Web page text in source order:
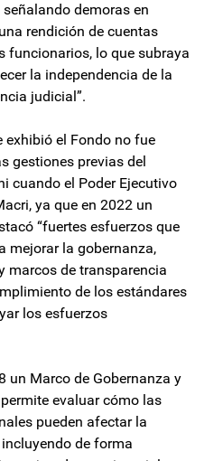
demoras en
rendición de cuentas
funcionarios, lo que subraya
la independencia de la
judicial”.
exhibió el Fondo no fue
gestiones previas del
cuando el Poder Ejecutivo
ya que en 2022 un
“fuertes esfuerzos que
mejorar la gobernanza,
marcos de transparencia
de los estándares
los esfuerzos
un Marco de Gobernanza y
evaluar cómo las
pueden afectar la
de forma